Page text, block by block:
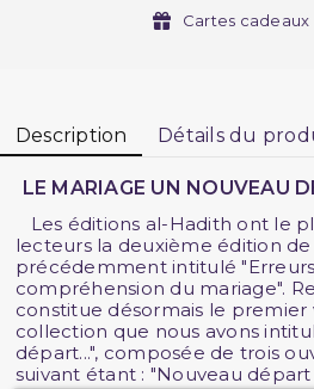
Cartes cadeaux
Description Détails du
LE MARIAGE UN NOUVEAU
Les éditions al-Hadith ont le
lecteurs la deuxième édition
précédemment intitulé
compréhension du mariage".
constitue désormais le
collection que nous avons
départ...", composée de trois
suivant étant : "Nouveau